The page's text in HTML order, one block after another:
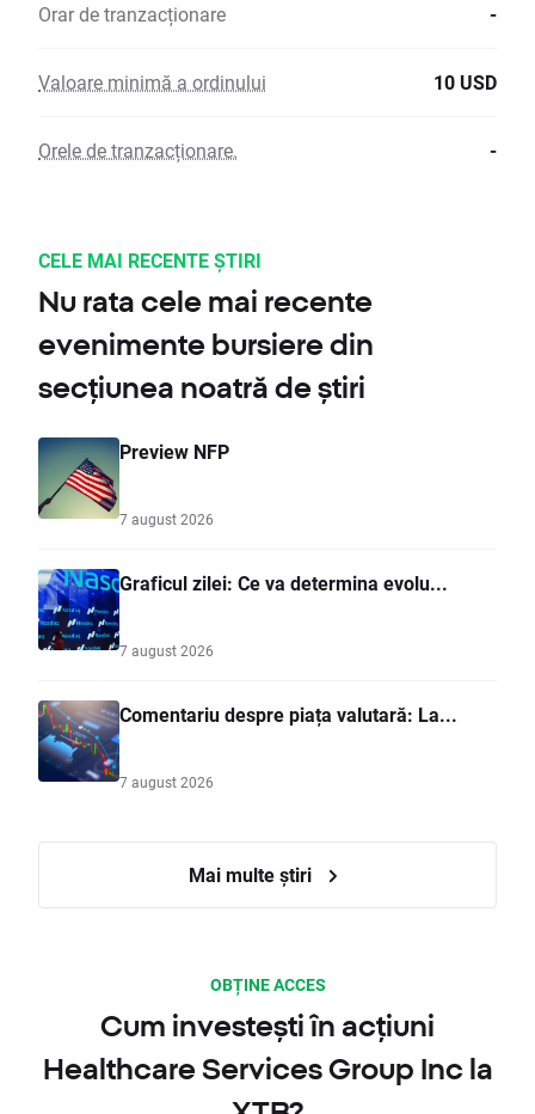
Orar de tranzacționare -
Valoare minimă a ordinului 10 USD
Orele de tranzacționare. -
CELE MAI RECENTE ȘTIRI
Nu rata cele mai recente
evenimente bursiere din
secțiunea noatră de știri
Preview NFP
7 august 2026
Graficul zilei: Ce va determina evolu...
7 august 2026
Comentariu despre piața valutară: La...
7 august 2026
Mai multe știri
OBȚINE ACCES
Cum investești în acțiuni
Healthcare Services Group Inc la